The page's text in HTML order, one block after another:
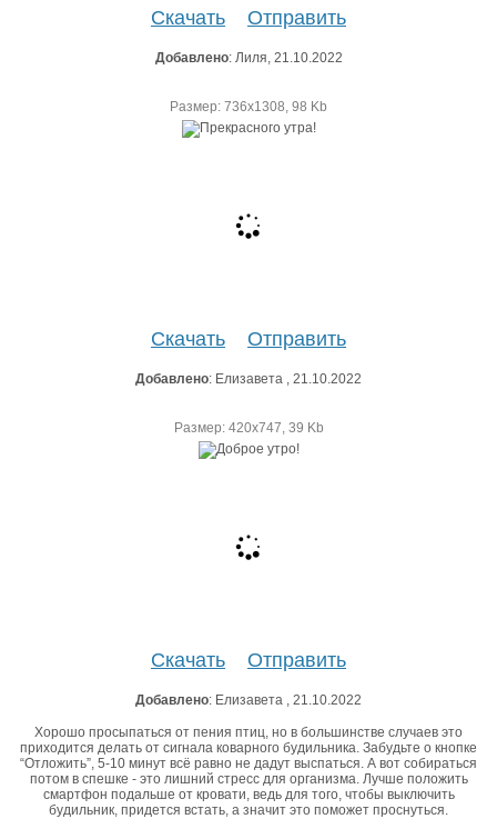
Скачать Отправить
Добавлено: Лиля, 21.10.2022
Размер: 736х1308, 98 Kb
Скачать Отправить
Добавлено: Елизавета , 21.10.2022
Размер: 420х747, 39 Kb
Скачать Отправить
Добавлено: Елизавета , 21.10.2022
Хорошо просыпаться от пения птиц, но в большинстве случаев это
приходится делать от сигнала коварного будильника. Забудьте о кнопке
“Отложить”, 5-10 минут всё равно не дадут выспаться. А вот собираться
потом в спешке - это лишний стресс для организма. Лучше положить
смартфон подальше от кровати, ведь для того, чтобы выключить
будильник, придется встать, а значит это поможет проснуться.